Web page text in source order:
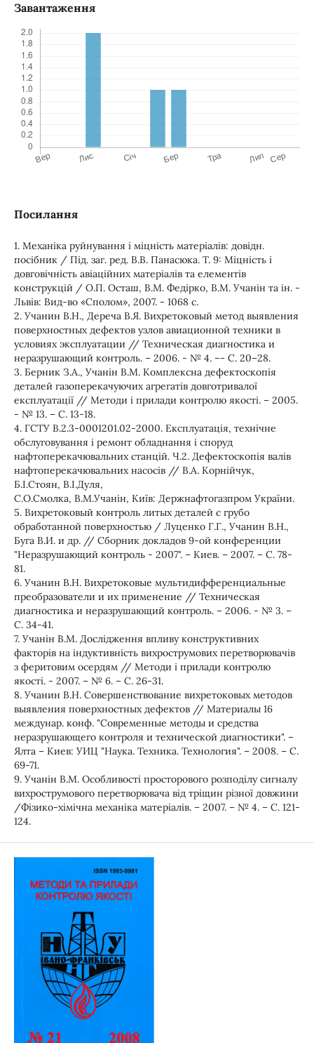
Завантаження
Посилання
1. Механіка руйнування і міцність матеріалів: довідн.
посібник / Під. заг. ред. В.В. Панасюка. Т. 9: Міцність і
довговічність авіаційних матеріалів та елементів
конструкцій / О.П. Осташ, В.М. Федірко, В.М. Учанін та ін. -
Львів: Вид-во «Сполом», 2007. - 1068 с.
2. Учанин В.Н., Дереча В.Я. Вихретоковый метод выявления
поверхностных дефектов узлов авиационной техники в
условиях эксплуатации // Техническая диагностика и
неразрушающий контроль. – 2006. - № 4. –- С. 20–28.
3. Берник З.А., Учанін В.М. Комплексна дефектоскопія
деталей газоперекачуючих агрегатів довготривалої
експлуатації // Методи і прилади контролю якості. – 2005.
- № 13. – С. 13-18.
4. ГСТУ В.2.3-0001201.02-2000. Експлуатація, технічне
обслуговування і ремонт обладнання і споруд
нафтоперекачювальних станцій. Ч.2. Дефектоскопія валів
нафтоперекачювальних насосів // В.А. Корнійчук,
Б.І.Стоян, В.І.Дуля,
С.О.Смолка, В.М.Учанін, Київ: Держнафтогазпром України.
5. Вихретоковый контроль литых деталей с грубо
обработанной поверхностью / Луценко Г.Г., Учанин В.Н.,
Буга В.И. и др. // Сборник докладов 9-ой конференции
"Неразрушающий контроль - 2007". – Киев. – 2007. – С. 78-
81.
6. Учанин В.Н. Вихретоковые мультидифференциальные
преобразователи и их применение // Техническая
диагностика и неразрушающий контроль. – 2006. - № 3. –
С. 34-41.
7. Учанін В.М. Дослідження впливу конструктивних
факторів на індуктивність вихрострумових перетворювачів
з феритовим осердям // Методи і прилади контролю
якості. - 2007. – № 6. – С. 26-31.
8. Учанин В.Н. Совершенствование вихретоковых методов
выявления поверхностных дефектов // Материалы 16
междунар. конф. "Современные методы и средства
неразрушающего контроля и технической диагностики". –
Ялта – Киев: УИЦ "Наука. Техника. Технология". – 2008. – С.
69-71.
9. Учанін В.М. Особливості просторового розподілу сигналу
вихрострумового перетворювача від тріщин різної довжини
/Фізико-хімічна механіка матеріалів. – 2007. – № 4. – С. 121-
124.